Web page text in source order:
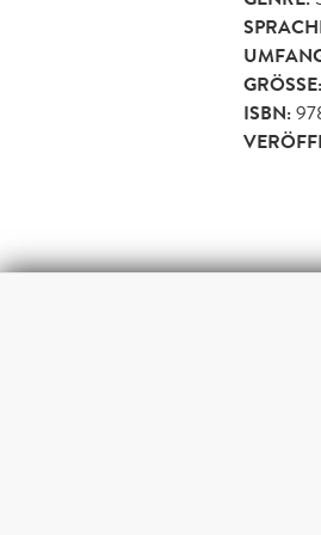
GRÖSSE:
ISBN: